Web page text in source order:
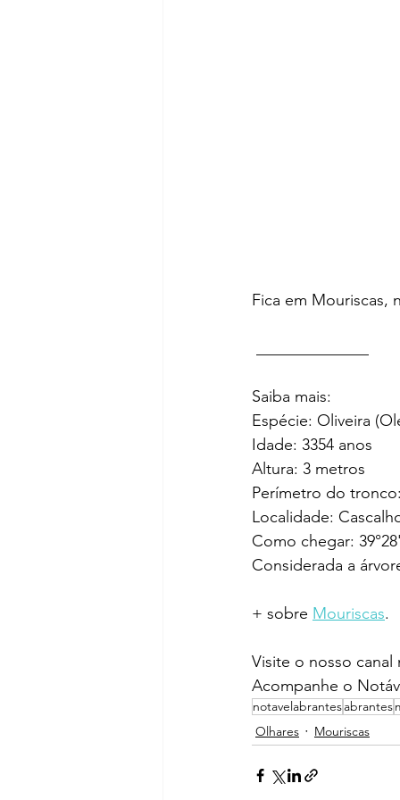
Fica em Mouriscas,
Saiba mais:
Espécie: Oliveira
Idade: 3354 anos
Altura: 3 metros
Perímetro do
Localidade:
Como chegar:
Considerada a
+ sobre Mouriscas.
Visite o nosso canal
Acompanhe o
notavelabrantesabrantes
Olhares
Mouriscas